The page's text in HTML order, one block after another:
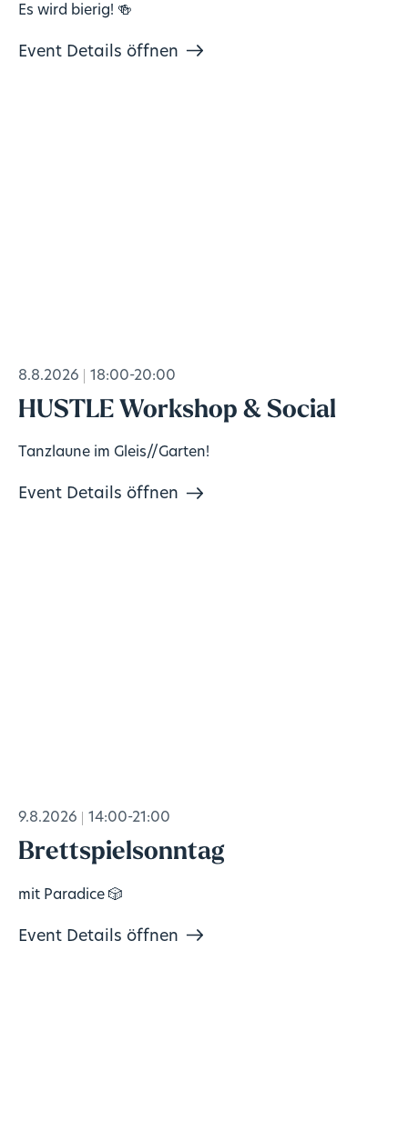
Es wird bierig! 🍻
Event Details öffnen
8.8.2026 18:00-20:00
HUSTLE Workshop & Social
Tanzlaune im Gleis//Garten!
Event Details öffnen
9.8.2026 14:00-21:00
Brettspielsonntag
mit Paradice 🎲
Event Details öffnen